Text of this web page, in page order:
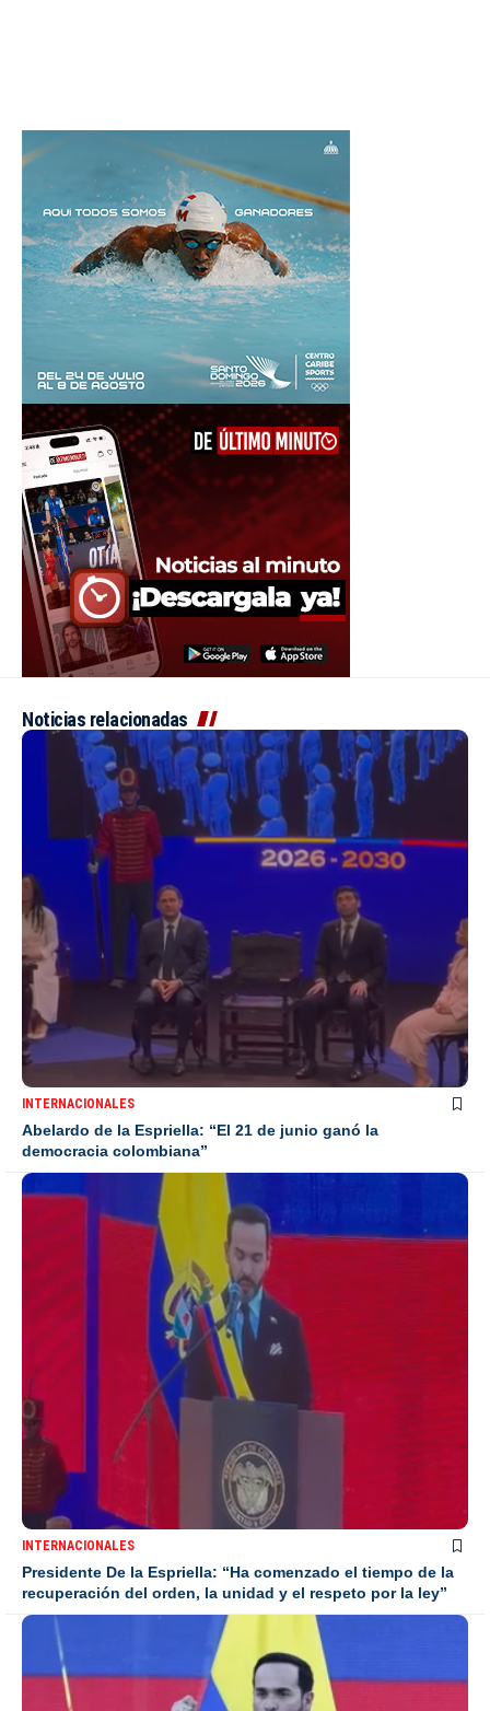
Noticias relacionadas
INTERNACIONALES
Abelardo de la Espriella: “El 21 de junio ganó la
democracia colombiana”
INTERNACIONALES
Presidente De la Espriella: “Ha comenzado el tiempo de la
recuperación del orden, la unidad y el respeto por la ley”